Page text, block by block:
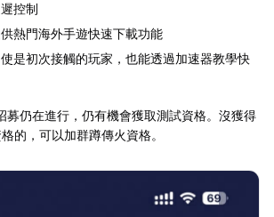
控制
供熱門海外手遊快速下載功能
使是初次接觸的玩家，也能透過加速器教學快
募仍在進行，仍有機會獲取測試資格。沒獲得
的，可以加群蹲傳火資格。